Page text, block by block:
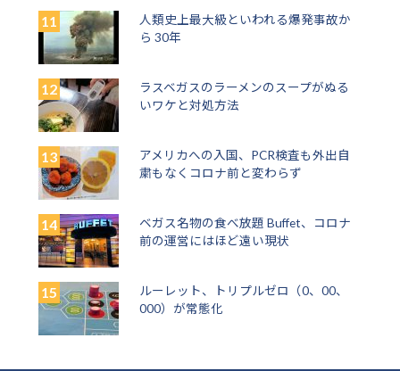
人類史上最大級といわれる爆発事故か
ら 30年
ラスベガスのラーメンのスープがぬる
いワケと対処方法
アメリカへの入国、PCR検査も外出自
粛もなくコロナ前と変わらず
ベガス名物の食べ放題 Buffet、コロナ
前の運営にはほど遠い現状
ルーレット、トリプルゼロ（0、00、
000）が常態化